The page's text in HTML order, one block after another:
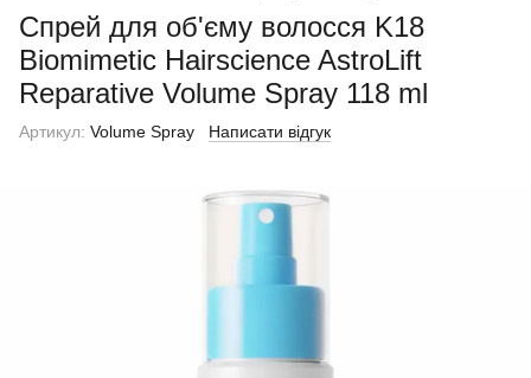
Спрей для об'єму волосся K18
Biomimetic Hairscience AstroLift
Reparative Volume Spray 118 ml
Артикул: Volume Spray Написати відгук